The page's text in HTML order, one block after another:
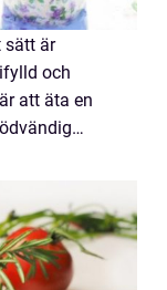
sätt är
och
att äta en